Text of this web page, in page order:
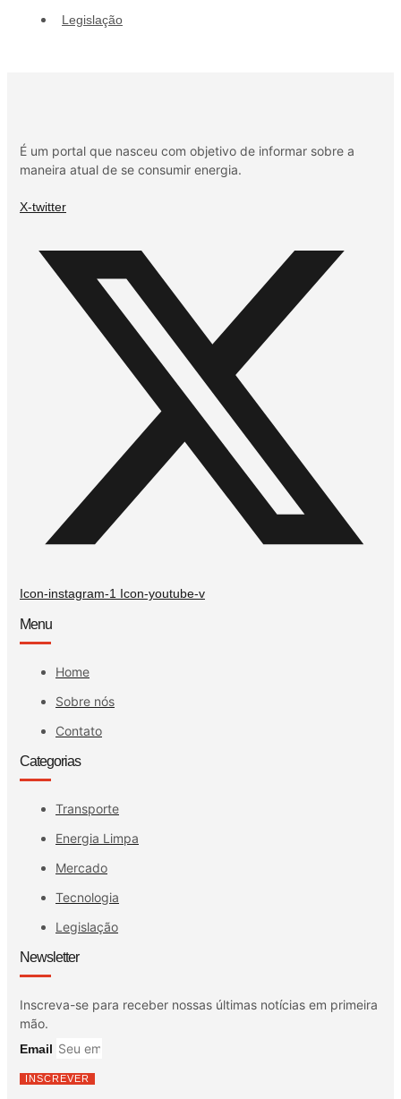
Legislação
É um portal que nasceu com objetivo de informar sobre a
maneira atual de se consumir energia.
X-twitter
Icon-instagram-1 Icon-youtube-v
Menu
Home
Sobre nós
Contato
Categorias
Transporte
Energia Limpa
Mercado
Tecnologia
Legislação
Newsletter
Inscreva-se para receber nossas últimas notícias em primeira
mão.
Email
INSCREVER